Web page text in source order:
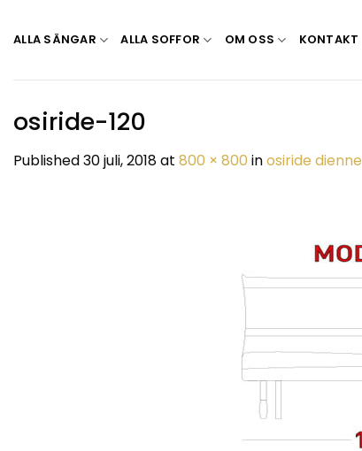
ALLA SÄNGAR ALLA SOFFOR OM OSS KONTAKT
osiride-120
Published30 juli, 2018at 800 × 800 inosiride dienne